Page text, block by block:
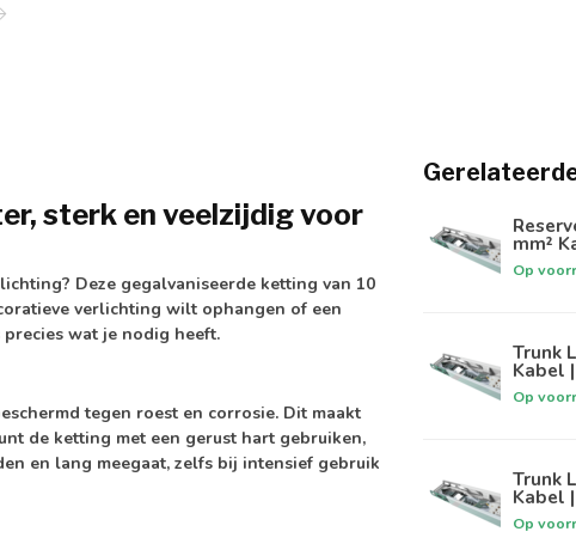
sterk en veelzijdig voor
Deze gegalvaniseerde ketting van 10
verlichting wilt ophangen of een
wat je nodig heeft.
tegen roest en corrosie. Dit maakt
de ketting met een gerust hart gebruiken,
en lang meegaat, zelfs bij intensief gebruik
mm²
Op
Trunk
Kabel
Op
Trunk
Kabel
Op